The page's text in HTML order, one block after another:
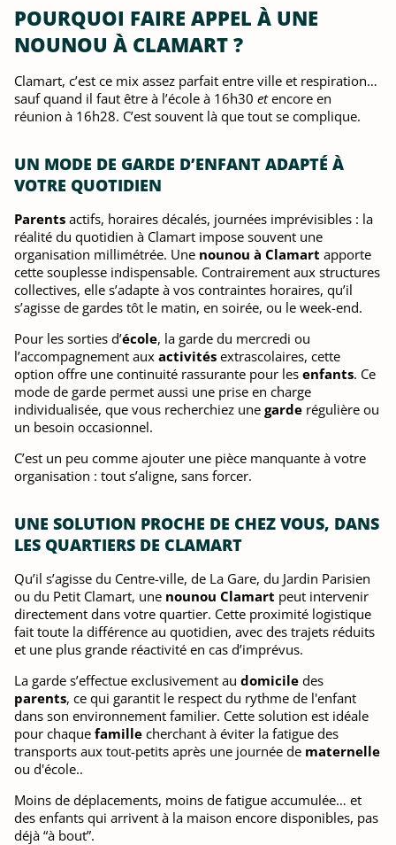
POURQUOI FAIRE APPEL À UNE
NOUNOU À CLAMART ?
Clamart, c’est ce mix assez parfait entre ville et respiration…
sauf quand il faut être à l’école à 16h30 etencore en
réunion à 16h28. C’est souvent là que tout se complique.
UN MODE DE GARDE D’ENFANT ADAPTÉ À
VOTRE QUOTIDIEN
Parents actifs, horaires décalés, journées imprévisibles : la
réalité du quotidien à Clamart impose souvent une
organisation millimétrée. Une nounou à Clamart apporte
cette souplesse indispensable. Contrairement aux structures
collectives, elle s’adapte à vos contraintes horaires, qu’il
s’agisse de gardes tôt le matin, en soirée, ou le week-end.
Pour les sorties d’école, la garde du mercredi ou
l’accompagnement aux activités extrascolaires, cette
option offre une continuité rassurante pour les enfants. Ce
mode de garde permet aussi une prise en charge
individualisée, que vous recherchiez une garde régulière ou
un besoin occasionnel.
C’est un peu comme ajouter une pièce manquante à votre
organisation : tout s’aligne, sans forcer.
UNE SOLUTION PROCHE DE CHEZ VOUS, DANS
LES QUARTIERS DE CLAMART
Qu’il s’agisse du Centre-ville, de La Gare, du Jardin Parisien
ou du Petit Clamart, une nounou Clamart peut intervenir
directement dans votre quartier. Cette proximité logistique
fait toute la différence au quotidien, avec des trajets réduits
et une plus grande réactivité en cas d’imprévus.
La garde s’effectue exclusivement au domicile des
parents, ce qui garantit le respect du rythme de l'enfant
dans son environnement familier. Cette solution est idéale
pour chaque famille cherchant à éviter la fatigue des
transports aux tout-petits après une journée de maternelle
ou d'école..
Moins de déplacements, moins de fatigue accumulée… et
des enfants qui arrivent à la maison encore disponibles, pas
déjà “à bout”.